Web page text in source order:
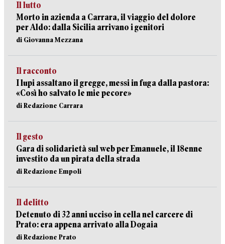
Il lutto
Morto in azienda a Carrara, il viaggio del dolore
per Aldo: dalla Sicilia arrivano i genitori
di Giovanna Mezzana
Il racconto
I lupi assaltano il gregge, messi in fuga dalla pastora:
«Così ho salvato le mie pecore»
di Redazione Carrara
Il gesto
Gara di solidarietà sul web per Emanuele, il 18enne
investito da un pirata della strada
di Redazione Empoli
Il delitto
Detenuto di 32 anni ucciso in cella nel carcere di
Prato: era appena arrivato alla Dogaia
di Redazione Prato